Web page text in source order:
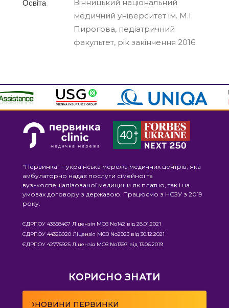
Освіта
Вінницький національний
медичний університет ім. М.І.
Пирогова, педіатричний
факультет, рік закінчення 2016.
“Первинка” – українська мережа медичних центрів, яка
амбулаторно надає послуги сімейної та
вузькоспеціалізованої медицини як платно, так і на
умовах договору з державою. Працюємо з НСЗУ з 2019
року.
ЄДРПОУ 43858467 Ліцензія МОЗ No142 від 28.01.2021
ЄДРПОУ 44328020 Ліцензія МОЗ No2923 від 30.12.2021
ЄДРПОУ 42775925 Ліцензія МОЗ No1397 від 13.06.2019
КОРИСНО ЗНАТИ
›НОВИНИ ПЕРВИНКИ